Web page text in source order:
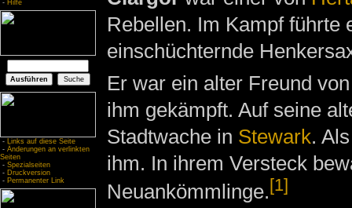
- Hilfe
- Links auf diese Seite
- Änderungen an verlinkten
Seiten
- Spezialseiten
- Druckversion
- Permanenter Link
Rebellen. Im Kampf führte
einschüchternde
Er war ein alter Freund
ihm gekämpft. Auf seine
Stadtwache in Stewark.
ihm. In ihrem Versteck
Neuankömmlinge.[1]